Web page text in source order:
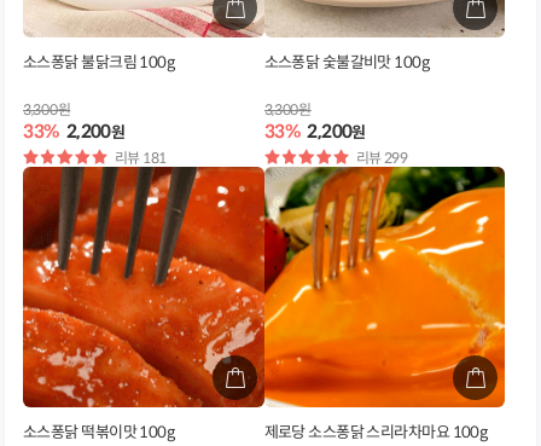
소스퐁닭 불닭크림 100g
33% 2,200원
3,300원
별
점
리뷰 181
소스퐁닭 숯불갈비맛 100g
33% 2,200원
3,300원
별
점
리뷰 299
소스퐁닭 떡볶이맛 100g 제로당 소스퐁닭 스리라차마요 100g